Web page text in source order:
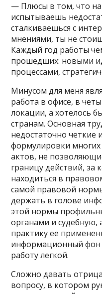
— Плюсы в том, что на
испытываешь
сталкиваешься с
мнениями, ты не
Каждый год работы
прошедших: новыми
процессами,
Минусом для меня
работа в офисе, в
локации, а хотелось
странам. Основная
недостаточно четкие
формулировки
актов, не
границу действий, за
находиться в
самой правовой
держать в голове
этой нормы
органами и
практику ее
информационный фон
работу легкой.
Сложно давать
вопросу, в котором